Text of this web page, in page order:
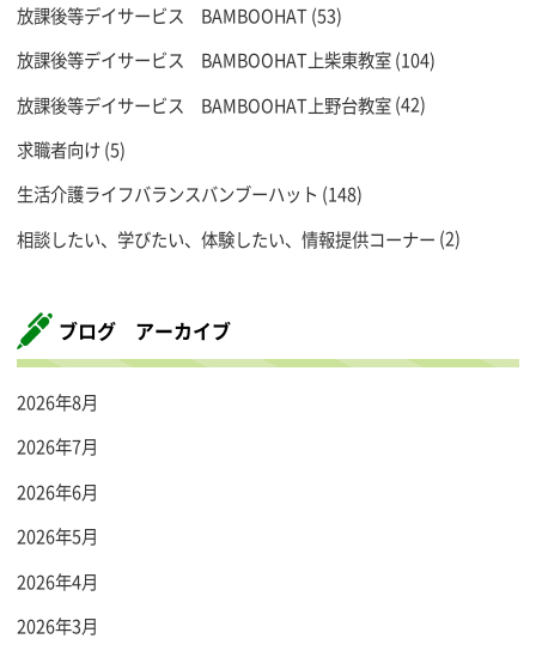
放課後等デイサービス BAMBOOHAT(53)
放課後等デイサービス BAMBOOHAT上柴東教室(104)
放課後等デイサービス BAMBOOHAT上野台教室(42)
求職者向け(5)
生活介護ライフバランスバンブーハット (148)
相談したい、学びたい、体験したい、情報提供コーナー (2)
ブログ アーカイブ
2026年8月
2026年7月
2026年6月
2026年5月
2026年4月
2026年3月